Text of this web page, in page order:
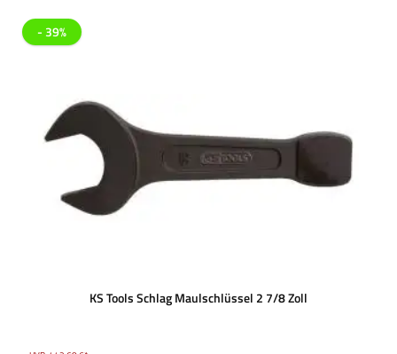
- 39%
KS Tools Schlag Maulschlüssel 2 7/8 Zoll